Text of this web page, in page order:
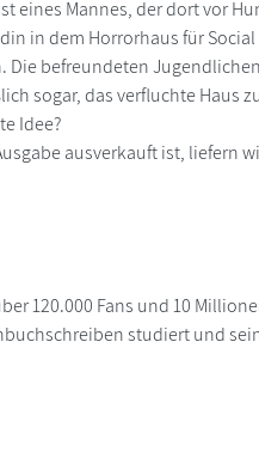
eines Mannes, der dort vor
in dem Horrorhaus für Social
befreundeten
sogar, das verfluchte Haus
Idee?
ausverkauft ist, liefern
120.000 Fans und 10
studiert und